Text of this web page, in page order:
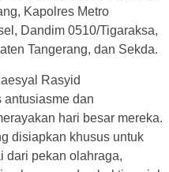
Kapolres Metro
Dandim 0510/Tigaraksa,
Tangerang, dan Sekda.
Rasyid
antusiasme dan
hari besar mereka.
disiapkan khusus untuk
dari pekan olahraga,